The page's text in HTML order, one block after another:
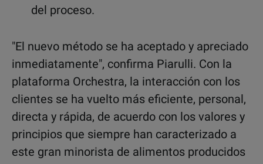
del proceso.
"El nuevo método se ha aceptado y apreciado
inmediatamente", confirma Piarulli. Con la
plataforma Orchestra, la interacción con los
clientes se ha vuelto más eficiente, personal,
directa y rápida, de acuerdo con los valores y
principios que siempre han caracterizado a
este gran minorista de alimentos producidos